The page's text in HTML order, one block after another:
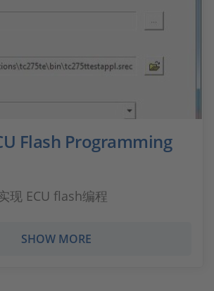
Flash Programming
现 ECU flash编程
SHOW MORE